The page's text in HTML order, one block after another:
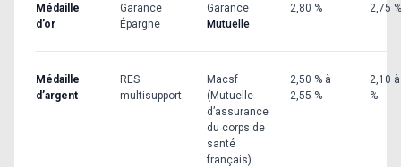
Médaille
d’or
Garance
Épargne
Garance
Mutuelle
2,80 % 2,75 %
Médaille
d’argent
RES
multisupport
Macsf
(Mutuelle
d’assurance
du corps de
santé
français)
2,50 % à
2,55 %
2,10
%